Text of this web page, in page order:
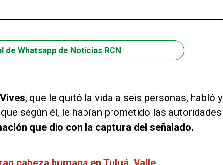
de Whatsapp de Noticias RCN
, que le quitó la vida a seis personas, habló y
según él, le habían prometido las autoridades
que dio con la captura del señalado.
cabeza humana en Tuluá, Valle